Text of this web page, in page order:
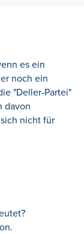
es ein
noch ein
"Deller-Partei"
davon
nicht für